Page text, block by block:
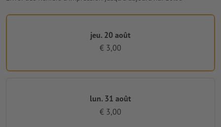
jeu. 20 août
€ 3,00
lun. 31 août
€ 3,00